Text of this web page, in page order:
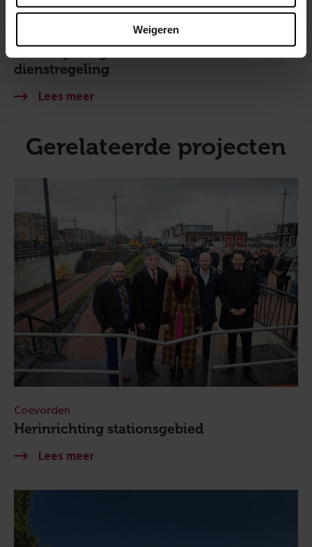
Weigeren
Werk bij Hoogeveen voor een verbeterde
dienstregeling
Gerelateerde projecten
Herinrichting stationsgebied
Coevorden